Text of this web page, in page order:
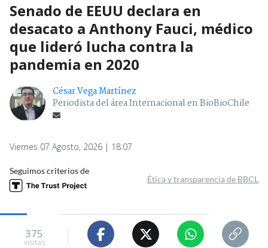
Senado de EEUU declara en
desacato a Anthony Fauci, médico
que lideró lucha contra la
pandemia en 2020
César Vega Martínez
Periodista del área Internacional en BioBioChile
Viernes 07 Agosto, 2026 | 18:07
Seguimos criterios de
Ética y transparencia de BBCL
375
visitas